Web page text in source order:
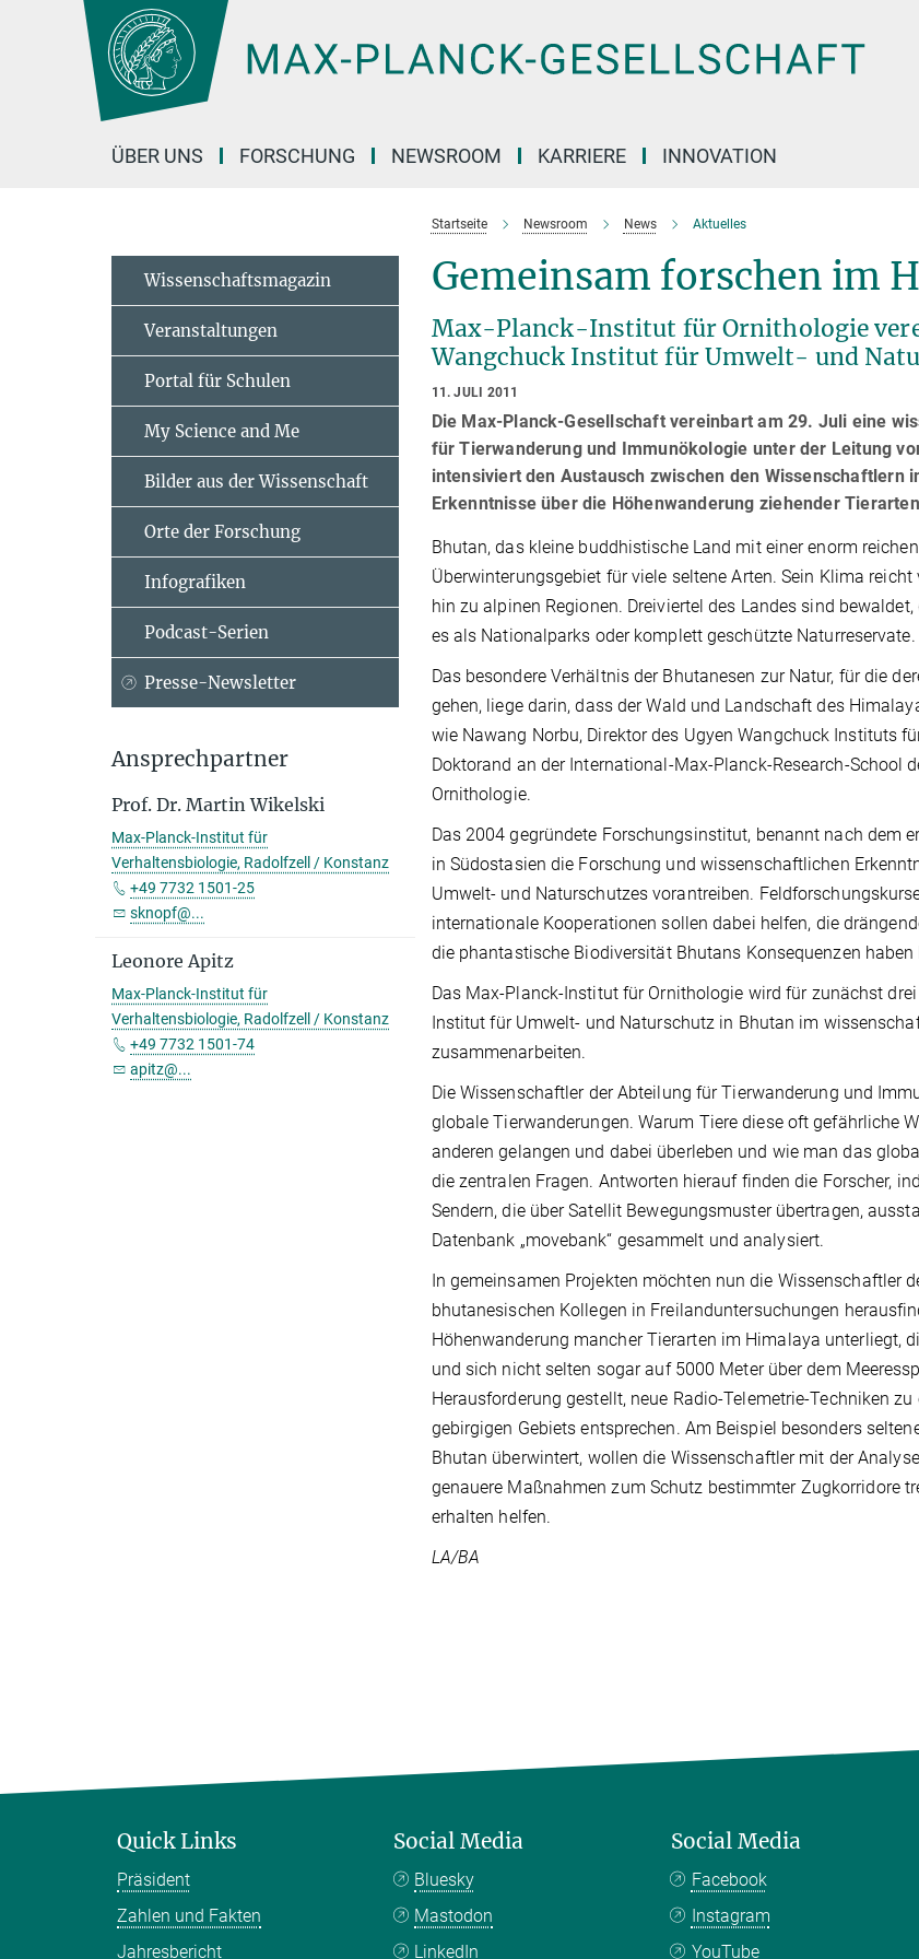
Hauptinhalt
ÜBER UNS FORSCHUNG NEWSROOM KARRIERE INNOVATION
Startseite Newsroom News Aktuelles
Gemeinsam forschen im
Max-Planck-Institut für Ornithologie
Wangchuck Institut für Umwelt- und
11. JULI 2011
Die Max-Planck-Gesellschaft vereinbart am 29. Juli eine
für Tierwanderung und Immunökologie unter der Leitung
intensiviert den Austausch zwischen den Wissenschaftlern
Erkenntnisse über die Höhenwanderung ziehender
Bhutan, das kleine buddhistische Land mit einer enorm
Überwinterungsgebiet für viele seltene Arten. Sein Klima
hin zu alpinen Regionen. Dreiviertel des Landes sind
es als Nationalparks oder komplett geschützte Naturreservate.
Das besondere Verhältnis der Bhutanesen zur Natur, für die
gehen, liege darin, dass der Wald und Landschaft des
wie Nawang Norbu, Direktor des Ugyen Wangchuck Instituts
Doktorand an der International-Max-Planck-Research-
Ornithologie.
Das 2004 gegründete Forschungsinstitut, benannt nach dem
in Südostasien die Forschung und wissenschaftlichen
Umwelt- und Naturschutzes vorantreiben.
internationale Kooperationen sollen dabei helfen, die
die phantastische Biodiversität Bhutans Konsequenzen haben
Das Max-Planck-Institut für Ornithologie wird für zunächst
Institut für Umwelt- und Naturschutz in Bhutan im
zusammenarbeiten.
Die Wissenschaftler der Abteilung für Tierwanderung und
globale Tierwanderungen. Warum Tiere diese oft gefährliche
anderen gelangen und dabei überleben und wie man das
die zentralen Fragen. Antworten hierauf finden die Forscher,
Sendern, die über Satellit Bewegungsmuster übertragen,
Datenbank „movebank“ gesammelt und analysiert.
In gemeinsamen Projekten möchten nun die Wissenschaftler
bhutanesischen Kollegen in Freilanduntersuchungen
Höhenwanderung mancher Tierarten im Himalaya unterliegt,
und sich nicht selten sogar auf 5000 Meter über dem
Herausforderung gestellt, neue Radio-Telemetrie-Techniken
gebirgigen Gebiets entsprechen. Am Beispiel besonders
Bhutan überwintert, wollen die Wissenschaftler mit der
genauere Maßnahmen zum Schutz bestimmter Zugkorridore
erhalten helfen.
LA/BA
Wissenschaftsmagazin
Veranstaltungen
Portal für Schulen
My Science and Me
Bilder aus der Wissenschaft
Orte der Forschung
Infografiken
Podcast-Serien
Presse-Newsletter
Ansprechpartner
Prof. Dr. Martin Wikelski
Max-Planck-Institut für
Verhaltensbiologie, Radolfzell / Konstanz
+49 7732 1501-25
sknopf@...
Leonore Apitz
Max-Planck-Institut für
Verhaltensbiologie, Radolfzell / Konstanz
+49 7732 1501-74
apitz@...
Quick Links
Präsident
Zahlen und Fakten
Jahresbericht
Social Media
Bluesky
Mastodon
LinkedIn
Social Media
Facebook
Instagram
YouTube